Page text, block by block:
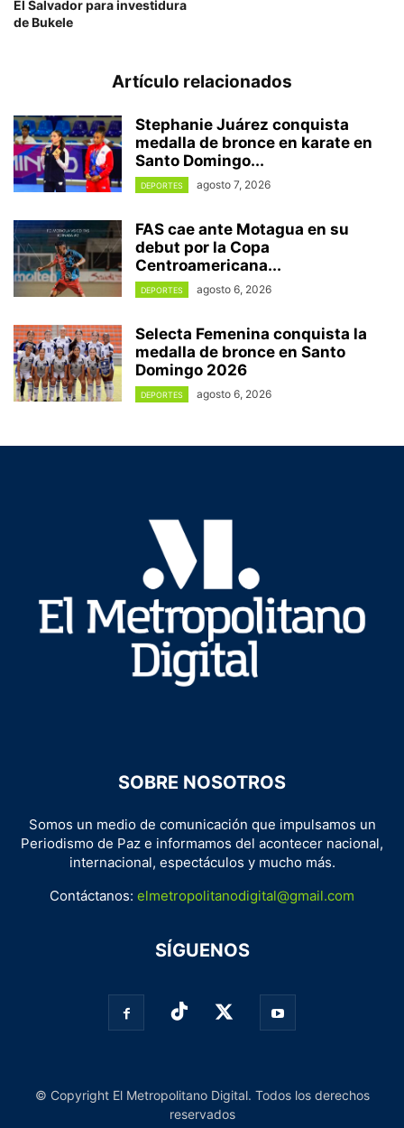
El Salvador para investidura
de Bukele
Artículo relacionados
Stephanie Juárez conquista
medalla de bronce en karate en
Santo Domingo...
DEPORTES agosto 7, 2026
FAS cae ante Motagua en su
debut por la Copa
Centroamericana...
DEPORTES agosto 6, 2026
Selecta Femenina conquista la
medalla de bronce en Santo
Domingo 2026
DEPORTES agosto 6, 2026
SOBRE NOSOTROS
Somos un medio de comunicación que impulsamos un
Periodismo de Paz e informamos del acontecer nacional,
internacional, espectáculos y mucho más.
Contáctanos: elmetropolitanodigital@gmail.com
SÍGUENOS
© Copyright El Metropolitano Digital. Todos los derechos
reservados